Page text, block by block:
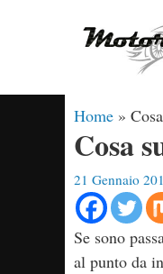
Home »
Cosa
21 Gennaio
Se sono
al punto da